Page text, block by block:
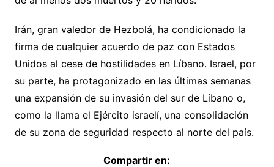
Irán, gran valedor de Hezbolá, ha condicionado la
firma de cualquier acuerdo de paz con Estados
Unidos al cese de hostilidades en Líbano. Israel, por
su parte, ha protagonizado en las últimas semanas
una expansión de su invasión del sur de Líbano o,
como la llama el Ejército israelí, una consolidación
de su zona de seguridad respecto al norte del país.
Compartir en: